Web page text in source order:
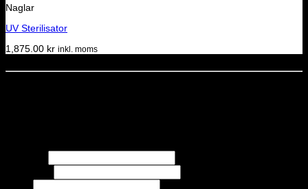
Naglar
UV Sterilisator
1,875.00 kr inkl. moms